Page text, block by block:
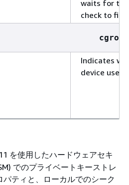
waits for
check to
cgroup
Indicates
device uses
を使用したハードウェアセキ
でのプライベートキーストレ
ティと、ローカルでのシーク